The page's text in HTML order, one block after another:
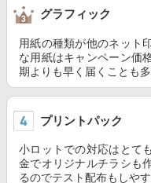
グラフィック
用紙の種類が他のネット
な用紙はキャンペーン価
期よりも早く届くことも
プリントパック
小ロットでの対応はとて
金でオリジナルチラシも
るのでテスト配布もしや